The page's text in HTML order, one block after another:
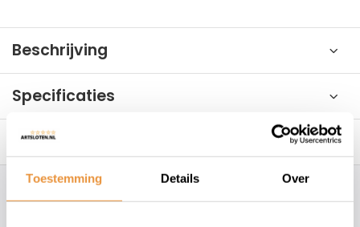
Toestemming Details Over
Beschrijving
Specificaties
Reviews
Hoe kunnen wij je helpen?